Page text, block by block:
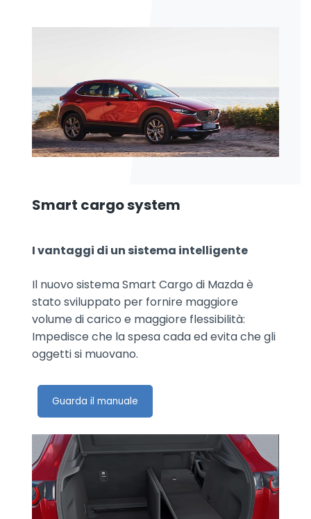
Smart cargo system
I vantaggi di un sistema intelligente
Il nuovo sistema Smart Cargo di Mazda è
stato sviluppato per fornire maggiore
volume di carico e maggiore flessibilità:
Impedisce che la spesa cada ed evita che gli
oggetti si muovano.
Guarda il manuale